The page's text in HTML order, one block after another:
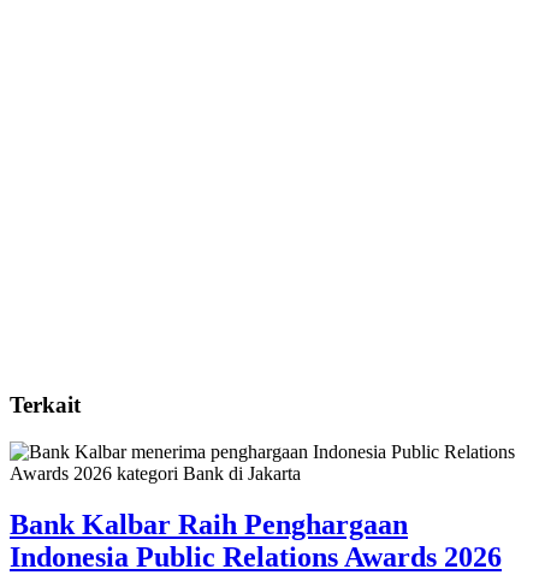
Terkait
Bank Kalbar Raih Penghargaan
Indonesia Public Relations Awards 2026